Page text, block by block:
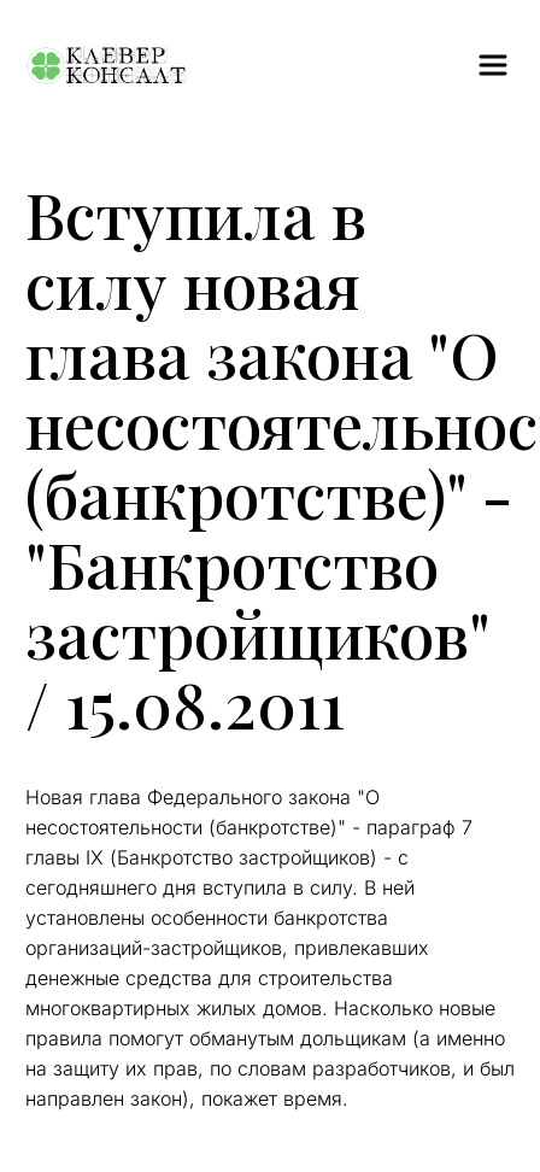
Вступила в
силу новая
глава закона "О
(банкротстве)" -
"Банкротство
застройщиков"
/ 15.08.2011
Новая глава Федерального закона "О
несостоятельности (банкротстве)" - параграф 7
главы IX (Банкротство застройщиков) - с
сегодняшнего дня вступила в силу. В ней
установлены особенности банкротства
организаций-застройщиков, привлекавших
денежные средства для строительства
многоквартирных жилых домов. Насколько новые
правила помогут обманутым дольщикам (а именно
на защиту их прав, по словам разработчиков, и был
направлен закон), покажет время.